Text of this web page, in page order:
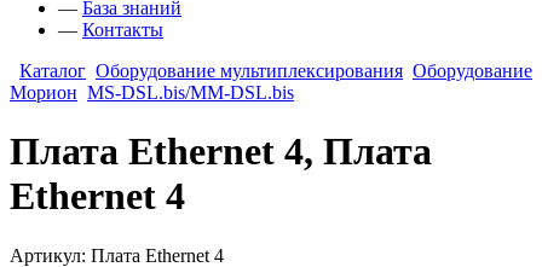
— База знаний
— Контакты
Каталог Оборудование мультиплексирования Оборудование
Морион MS-DSL.bis/MM-DSL.bis
Плата Ethernet 4, Плата
Ethernet 4
Артикул: Плата Ethernet 4